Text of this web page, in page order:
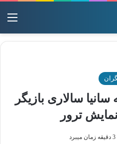
سالاری بازیگر
ترور